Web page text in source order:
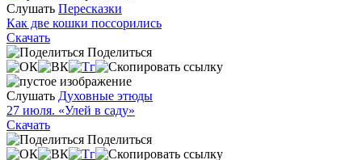
Слушать Пересказки
Как две кошки поссорились
Скачать
Поделиться
Слушать Духовные этюды
27 июля. «Улей в саду»
Скачать
Поделиться